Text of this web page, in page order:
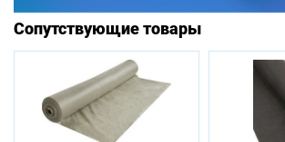
Сопутствующие товары